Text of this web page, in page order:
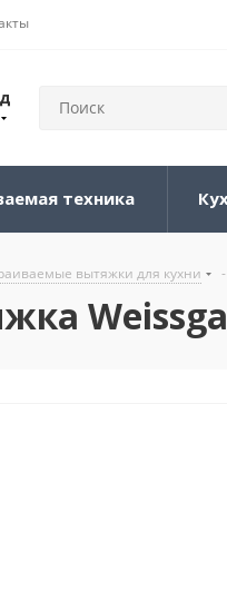
техника
вытяжки для кухни -